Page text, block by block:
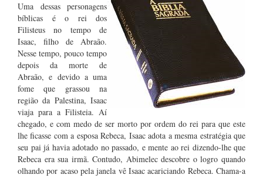
Uma dessas personagens
bíblicas é o rei dos
Filisteus no tempo de
Isaac, filho de Abraão.
Nesse tempo, pouco tempo
depois da morte de
Abraão, e devido a uma
fome que grassou na
região da Palestina, Isaac
viaja para a Filisteia. Aí
chegado, e com medo de ser morto por ordem do rei para que este
lhe ficasse com a esposa Rebeca, Isaac adota a mesma estratégia que
seu pai já havia adotado no passado, e mente ao rei dizendo-lhe que
Rebeca era sua irmã. Contudo, Abimelec descobre o logro quando
olhando por acaso pela janela vê Isaac acariciando Rebeca. Chama-a